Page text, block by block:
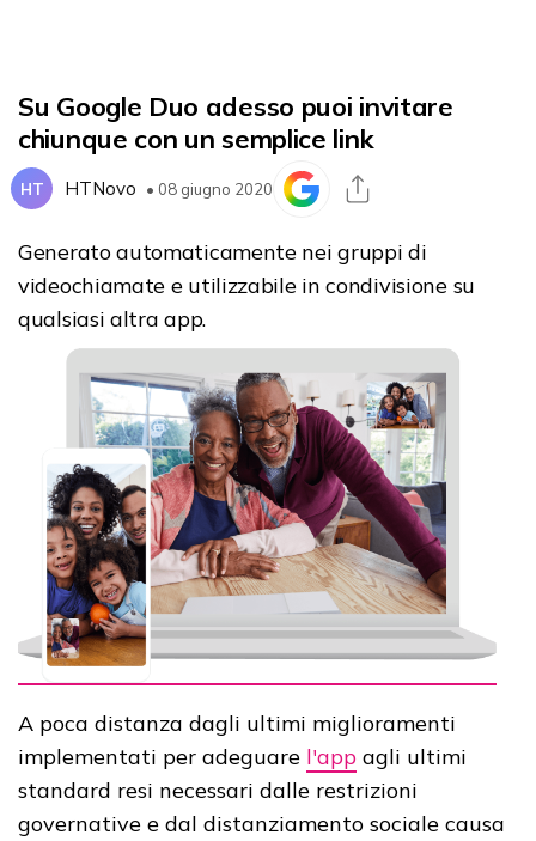
Su Google Duo adesso puoi invitare
chiunque con un semplice link
HT HTNovo • 08 giugno 2020
Generato automaticamente nei gruppi di
videochiamate e utilizzabile in condivisione su
qualsiasi altra app.
A poca distanza dagli ultimi miglioramenti
implementati per adeguare l'app agli ultimi
standard resi necessari dalle restrizioni
governative e dal distanziamento sociale causa